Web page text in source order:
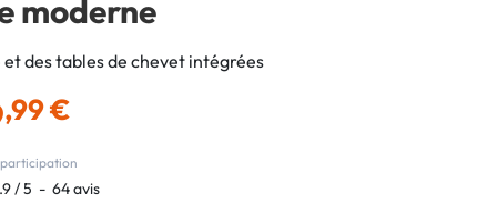
moderne
et des tables de chevet intégrées
,99 €
/5 - 64avis